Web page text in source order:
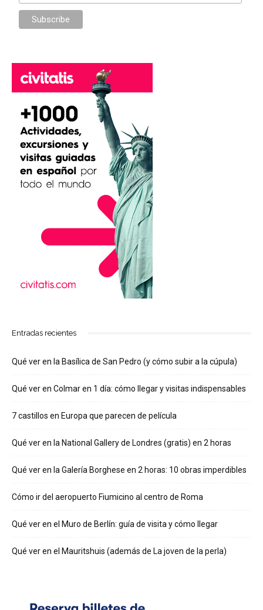
Entradas recientes
Qué ver en la Basílica de San Pedro (y cómo subir a la cúpula)
Qué ver en Colmar en 1 día: cómo llegar y visitas indispensables
7 castillos en Europa que parecen de película
Qué ver en la National Gallery de Londres (gratis) en 2 horas
Qué ver en la Galería Borghese en 2 horas: 10 obras imperdibles
Cómo ir del aeropuerto Fiumicino al centro de Roma
Qué ver en el Muro de Berlín: guía de visita y cómo llegar
Qué ver en el Mauritshuis (además de La joven de la perla)